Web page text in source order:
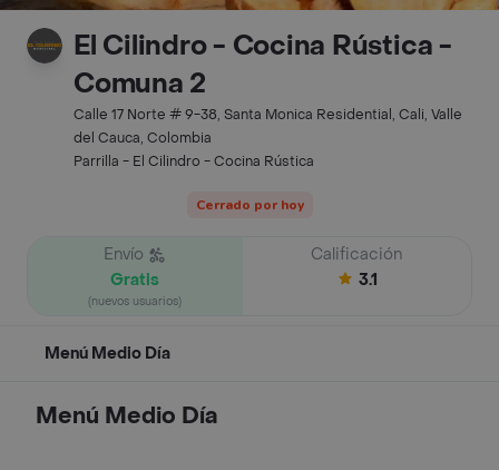
El Cilindro - Cocina Rústica -
Comuna 2
Calle 17 Norte # 9-38, Santa Monica Residential, Cali, Valle
del Cauca, Colombia
Parrilla - El Cilindro - Cocina Rústica
Cerrado por hoy
Envío
Gratis
(nuevos usuarios)
Calificación
3.1
Menú Medio Día
Menú Medio Día